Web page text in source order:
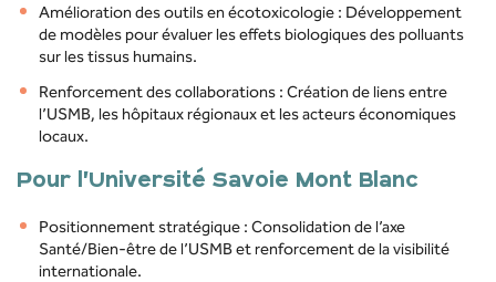
Amélioration des outils en écotoxicologie : Développement
de modèles pour évaluer les effets biologiques des polluants
sur les tissus humains.
Renforcement des collaborations : Création de liens entre
l’USMB, les hôpitaux régionaux et les acteurs économiques
locaux.
Pour l’Université Savoie Mont Blanc
Positionnement stratégique : Consolidation de l’axe
Santé/Bien-être de l’USMB et renforcement de la visibilité
internationale.